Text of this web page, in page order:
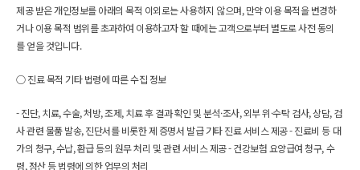
제공 받은 개인정보를 아래의 목적 이외로는 사용하지 않으며, 만약 이용 목적을 변경하
거나 이용 목적 범위를 초과하여 이용하고자 할 때에는 고객으로부터 별도로 사전 동의
를 얻을 것입니다.
○ 진료 목적 기타 법령에 따른 수집 정보
- 진단, 치료, 수술, 처방, 조제, 치료 후 결과 확인 및 분석·조사, 외부 위·수탁 검사, 상담, 검
사 관련 물품 발송, 진단서를 비롯한 제 증명서 발급 기타 진료 서비스 제공 - 진료비 등 대
가의 청구, 수납, 환급 등의 원무 처리 및 관련 서비스 제공 - 건강보험 요양급여 청구, 수
령, 정산 등 법령에 의한 업무의 처리